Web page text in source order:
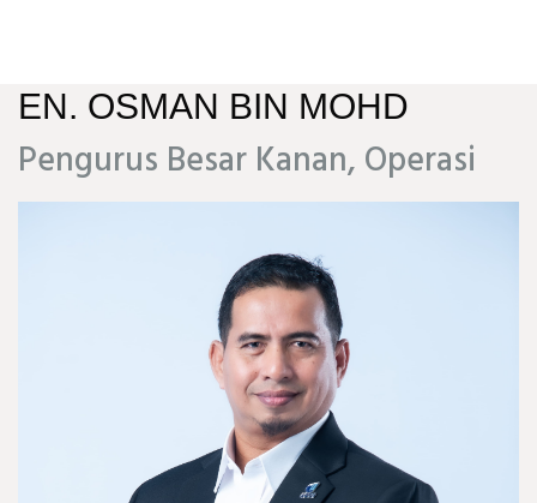
EN. OSMAN BIN MOHD
Pengurus Besar Kanan, Operasi